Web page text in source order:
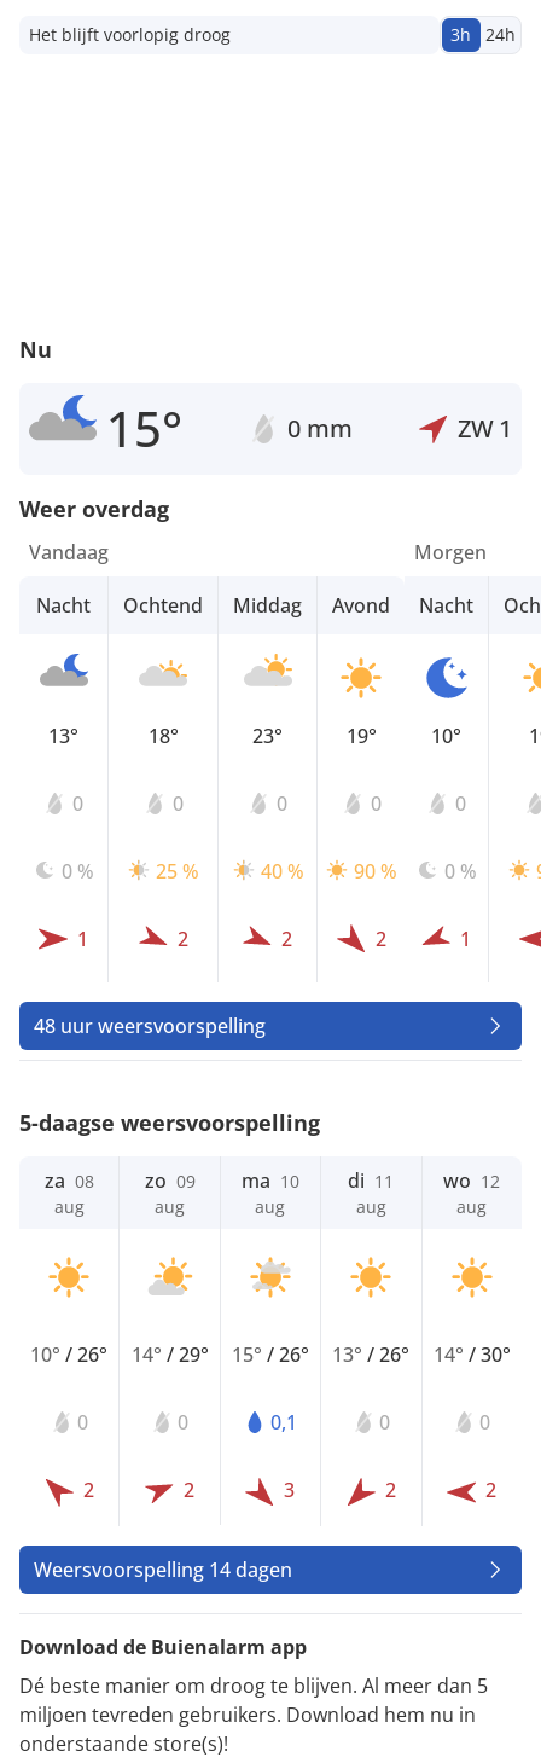
Het blijft voorlopig droog 3h 24h
Nu
15° 0 mm ZW 1
Weer overdag
Vandaag
Nacht
13°
0
0 %
1
Ochtend
18°
0
25 %
2
Middag
23°
0
40 %
2
Avond
19°
0
90 %
2
Morgen
Nacht
10°
0
0 %
1
48 uur weersvoorspelling
5-daagse weersvoorspelling
za 08
aug
10°/26°
0
2
zo 09
aug
14° /29°
0
2
ma 10
aug
15° /26°
0,1
3
di 11
aug
13°/26°
0
2
wo 12
aug
14° /30°
0
2
Weersvoorspelling 14 dagen
Download de Buienalarm app
Dé beste manier om droog te blijven. Al meer dan 5
miljoen tevreden gebruikers. Download hem nu in
onderstaande store(s)!